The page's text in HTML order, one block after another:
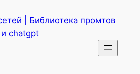
| Библиотека промтов
chatgpt